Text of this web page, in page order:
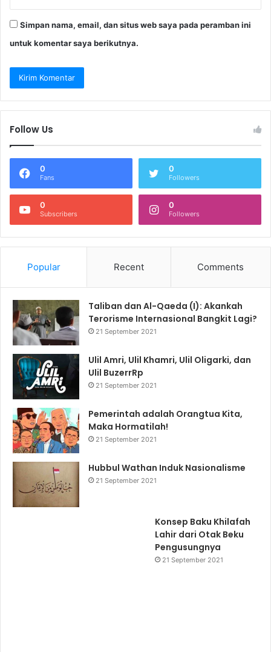
Simpan nama, email, dan situs web saya pada peramban ini
untuk komentar saya berikutnya.
Follow Us
0
Fans
0
Followers
0
Subscribers
0
Followers
Popular Recent Comments
Taliban dan Al-Qaeda (I): Akankah
Terorisme Internasional Bangkit Lagi?
21 September 2021
Ulil Amri, Ulil Khamri, Ulil Oligarki, dan
Ulil BuzerrRp
21 September 2021
Pemerintah adalah Orangtua Kita,
Maka Hormatilah!
21 September 2021
Hubbul Wathan Induk Nasionalisme
21 September 2021
Konsep Baku Khilafah
Lahir dari Otak Beku
Pengusungnya
21 September 2021